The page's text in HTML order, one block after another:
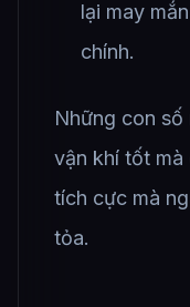
lại may
chính.
Những con
vận khí tốt mà
tích cực mà
tỏa.